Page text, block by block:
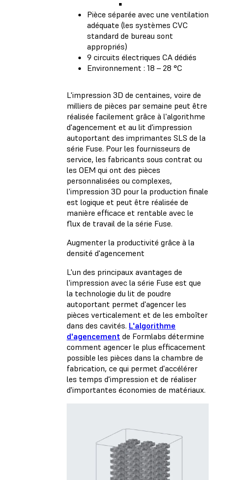
Pièce séparée avec une ventilation
adéquate (les systèmes CVC
standard de bureau sont
appropriés)
9 circuits électriques CA dédiés
Environnement : 18 – 28 °C
L'impression 3D de centaines, voire de
milliers de pièces par semaine peut être
réalisée facilement grâce à l'algorithme
d'agencement et au lit d'impression
autoportant des imprimantes SLS de la
série Fuse. Pour les fournisseurs de
service, les fabricants sous contrat ou
les OEM qui ont des pièces
personnalisées ou complexes,
l'impression 3D pour la production finale
est logique et peut être réalisée de
manière efficace et rentable avec le
flux de travail de la série Fuse.
Augmenter la productivité grâce à la
densité d'agencement
L'un des principaux avantages de
l'impression avec la série Fuse est que
la technologie du lit de poudre
autoportant permet d'agencer les
pièces verticalement et de les emboîter
dans des cavités. L'algorithme
d'agencement de Formlabs détermine
comment agencer le plus efficacement
possible les pièces dans la chambre de
fabrication, ce qui permet d'accélérer
les temps d'impression et de réaliser
d'importantes économies de matériaux.